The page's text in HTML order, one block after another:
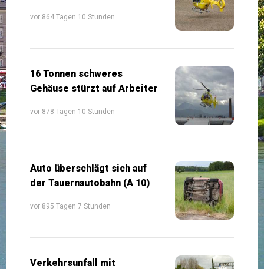
vor 864 Tagen 10 Stunden
16 Tonnen schweres
Gehäuse stürzt auf Arbeiter
vor 878 Tagen 10 Stunden
Auto überschlägt sich auf
der Tauernautobahn (A 10)
vor 895 Tagen 7 Stunden
Verkehrsunfall mit